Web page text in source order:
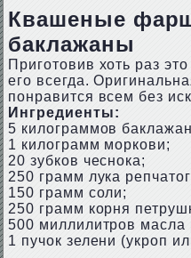
Квашеные
баклажаны
Приготовив хоть раз
его всегда.
понравится всем без
Ингредиенты:
5 килограммов
1 килограмм моркови;
20 зубков чеснока;
250 грамм лука
150 грамм соли;
250 грамм корня
500 миллилитров масла
1 пучок зелени (укроп